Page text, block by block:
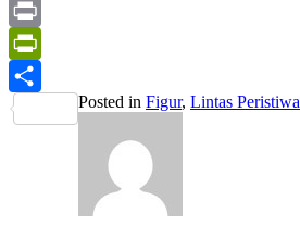
Mail
Email
Print
PrintFriendly
Share
Posted in Figur, Lintas Peristiwa